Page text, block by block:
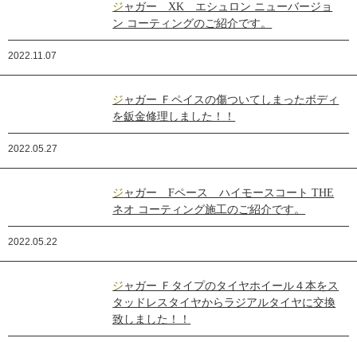
ジャガー XK エシュロン ニューバージョ
ン コーティングのご紹介です。
2022.11.07
ジャガー Ｆペイスの傷ついてしまったボディ
を鈑金修理しました！！
2022.05.27
ジャガー Fペース ハイモースコート THE
ネオ コーティング施工のご紹介です。
2022.05.22
ジャガー Ｆタイプのタイヤホイール４本をス
タッドレスタイヤからラジアルタイヤに交換
致しました！！